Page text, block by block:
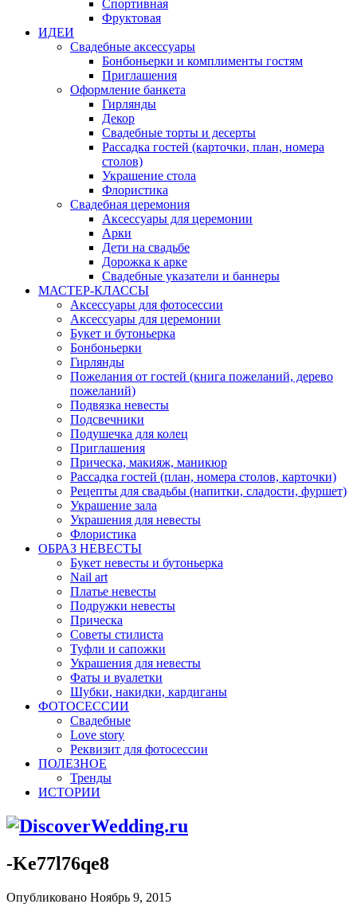
Спортивная
Фруктовая
ИДЕИ
Свадебные аксессуары
Бонбоньерки и комплименты гостям
Приглашения
Оформление банкета
Гирлянды
Декор
Свадебные торты и десерты
Рассадка гостей (карточки, план, номера
столов)
Украшение стола
Флористика
Свадебная церемония
Аксессуары для церемонии
Арки
Дети на свадьбе
Дорожка к арке
Свадебные указатели и баннеры
МАСТЕР-КЛАССЫ
Аксессуары для фотосессии
Аксессуары для церемонии
Букет и бутоньерка
Бонбоньерки
Гирлянды
Пожелания от гостей (книга пожеланий, дерево
пожеланий)
Подвязка невесты
Подсвечники
Подушечка для колец
Приглашения
Прическа, макияж, маникюр
Рассадка гостей (план, номера столов, карточки)
Рецепты для свадьбы (напитки, сладости, фуршет)
Украшение зала
Украшения для невесты
Флористика
ОБРАЗ НЕВЕСТЫ
Букет невесты и бутоньерка
Nail art
Платье невесты
Подружки невесты
Прическа
Советы стилиста
Туфли и сапожки
Украшения для невесты
Фаты и вуалетки
Шубки, накидки, кардиганы
ФОТОСЕССИИ
Свадебные
Love story
Реквизит для фотосессии
ПОЛЕЗНОЕ
Тренды
ИСТОРИИ
-Ke77l76qe8
Опубликовано Ноябрь 9, 2015